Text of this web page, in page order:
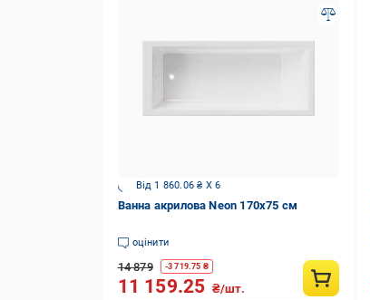
Від 1 860.06 ₴ X 6
Ванна акрилова Neon 170х75 см
оцінити
14 879 -3 719.75 ₴
11 159.25 ₴/шт.